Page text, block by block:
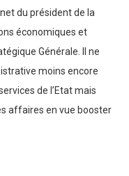
du président de la
économiques et
Générale.
Il ne
moins encore
de l’Etat mais
affaires en vue booster